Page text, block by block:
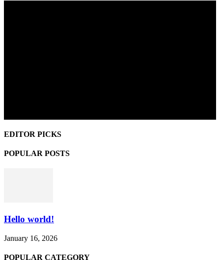
EDITOR PICKS
POPULAR POSTS
Hello world!
January 16, 2026
POPULAR CATEGORY